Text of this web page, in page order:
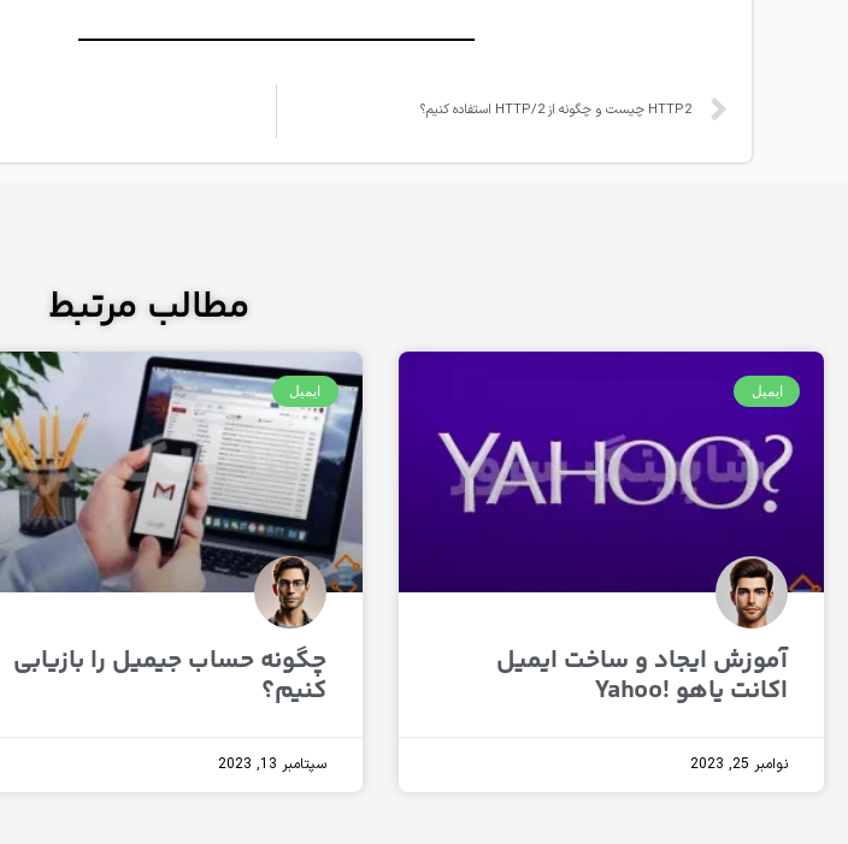
HTTP2 چیست و چگونه از HTTP/2 استفاده کنیم؟
مطالب مرتبط
ایمیل
آموزش ایجاد و ساخت ایمیل
اکانت یاهو !Yahoo
نوامبر 25, 2023
ایمیل
چگونه حساب جیمیل را بازیابی
کنیم؟
سپتامبر 13, 2023